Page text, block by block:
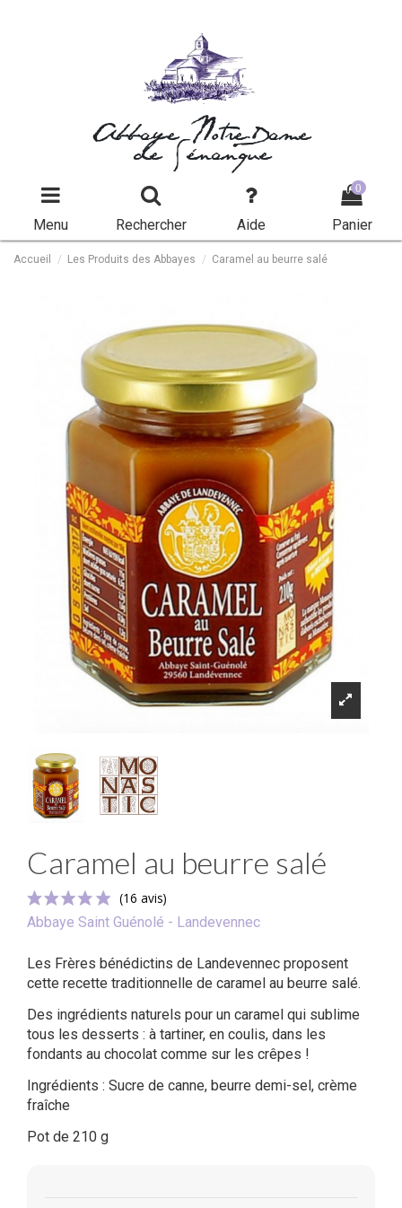
Abbaye Notre-Dame
de Sénanque
Menu Rechercher Aide
0
Panier
Accueil Les Produits des Abbayes Caramel au beurre salé
Caramel au beurre salé
(16 avis)
Abbaye Saint Guénolé - Landevennec
Les Frères bénédictins de Landevennec proposent
cette recette traditionnelle de caramel au beurre salé.
Des ingrédients naturels pour un caramel qui sublime
tous les desserts : à tartiner, en coulis, dans les
fondants au chocolat comme sur les crêpes !
Ingrédients : Sucre de canne, beurre demi-sel, crème
fraîche
Pot de 210 g